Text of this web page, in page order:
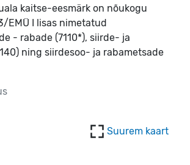
kaitse-eesmärk on nõukogu
EMÜ I lisas nimetatud
- rabade (7110*), siirde- ja
ning siirdesoo- ja rabametsade
Suurem kaart